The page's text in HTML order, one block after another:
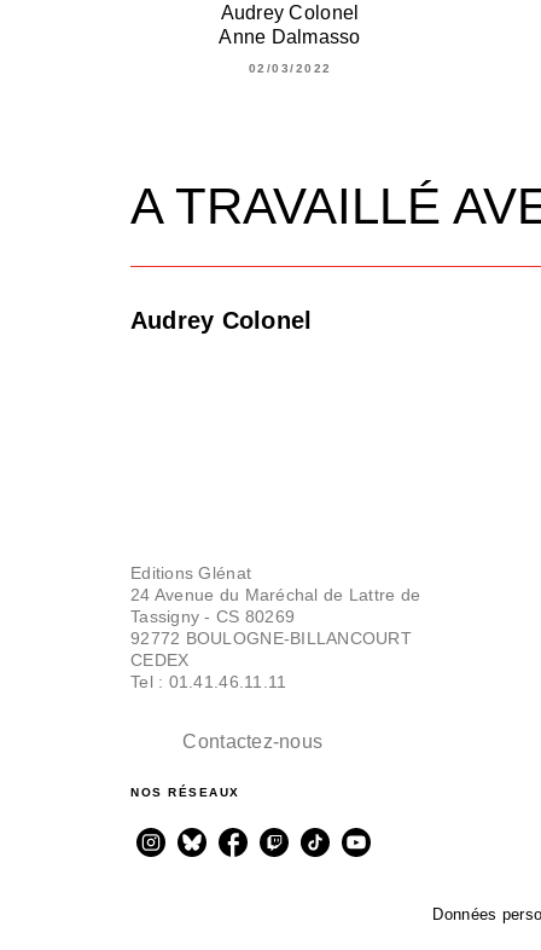
Audrey Colonel
Anne Dalmasso
02/03/2022
A TRAVAILLÉ
Audrey Colonel
Editions Glénat
24 Avenue du Maréchal de Lattre de
Tassigny - CS 80269
92772 BOULOGNE-BILLANCOURT
CEDEX
Tel : 01.41.46.11.11
Contactez-nous
NOS RÉSEAUX
Données